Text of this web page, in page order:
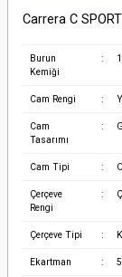
Carrera C
Burun
Kemiği
:
Cam Rengi :
Cam
Tasarımı
:
Cam Tipi :
Çerçeve
Rengi
:
Çerçeve Tipi :
Ekartman :